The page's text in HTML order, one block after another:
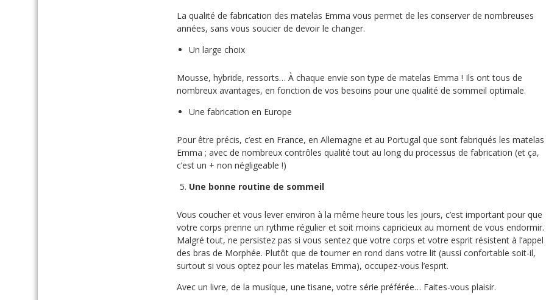
La qualité de fabrication des matelas Emma vous permet de les conserver de nombreuses
années, sans vous soucier de devoir le changer.
Un large choix
Mousse, hybride, ressorts… À chaque envie son type de matelas Emma ! Ils ont tous de
nombreux avantages, en fonction de vos besoins pour une qualité de sommeil optimale.
Une fabrication en Europe
Pour être précis, c’est en France, en Allemagne et au Portugal que sont fabriqués les matelas
Emma ; avec de nombreux contrôles qualité tout au long du processus de fabrication (et ça,
c’est un + non négligeable !)
Une bonne routine de sommeil
Vous coucher et vous lever environ à la même heure tous les jours, c’est important pour que
votre corps prenne un rythme régulier et soit moins capricieux au moment de vous endormir.
Malgré tout, ne persistez pas si vous sentez que votre corps et votre esprit résistent à l’appel
des bras de Morphée. Plutôt que de tourner en rond dans votre lit (aussi confortable soit-il,
surtout si vous optez pour les matelas Emma), occupez-vous l’esprit.
Avec un livre, de la musique, une tisane, votre série préférée… Faites-vous plaisir.